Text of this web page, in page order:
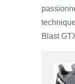
Blast